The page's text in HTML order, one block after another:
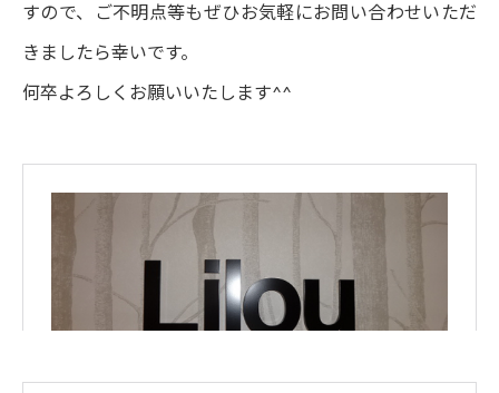
すので、ご不明点等もぜひお気軽にお問い合わせいただ
きましたら幸いです。
何卒よろしくお願いいたします^^